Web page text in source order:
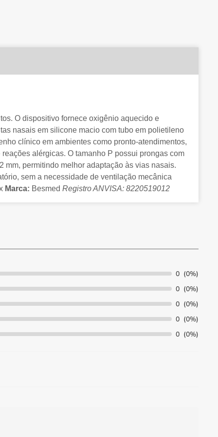
O dispositivo fornece oxigênio aquecido e
nasais em silicone macio com tubo em polietileno
clínico em ambientes como pronto-atendimentos,
alérgicas. O tamanho P possui prongas com
mm, permitindo melhor adaptação às vias nasais.
sem a necessidade de ventilação mecânica
Marca: Besmed Registro ANVISA: 8220519012
0 (0%)
0 (0%)
0 (0%)
0 (0%)
0 (0%)